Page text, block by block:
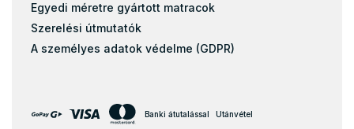
Egyedi méretre gyártott matracok
Szerelési útmutatók
A személyes adatok védelme (GDPR)
Banki átutalással Utánvétel